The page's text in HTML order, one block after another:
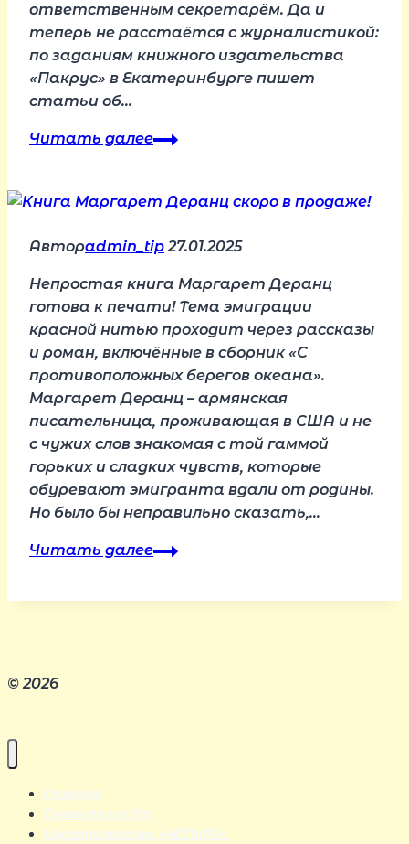
ответственным секретарём. Да и
теперь не расстаётся с журналистикой:
по заданиям книжного издательства
«Пакрус» в Екатеринбурге пишет
статьи об…
Читать далееТарасова-
Авторadmin_tip 27.01.2025
Непростая книга Маргарет Деранц
готова к печати! Тема эмиграции
красной нитью проходит через рассказы
и роман, включённые в сборник «С
противоположных берегов океана».
Маргарeт Деранц – армянская
писательница, проживающая в США и не
с чужих слов знакомая с той гаммой
горьких и сладких чувств, которые
обуревают эмигранта вдали от родины.
Но было бы неправильно сказать,…
Читать далееКнига
© 2026
Главная
Правила клуба
Издательство «ЧЕТЫРЕ»